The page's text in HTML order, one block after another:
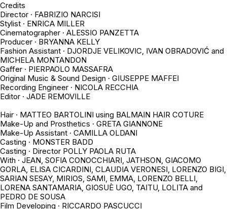
Credits
Director · FABRIZIO NARCISI
Stylist · ENRICA MILLER
Cinematographer · ALESSIO PANZETTA
Producer · BRYANNA KELLY
Fashion Assistant · DJORDJE VELIKOVIC, IVAN OBRADOVIĆ and
MICHELA MONTANDON
Gaffer · PIERPAOLO MASSAFRA
Original Music & Sound Design · GIUSEPPE MAFFEI
Recording Engineer · NICOLA RECCHIA
Editor · JADE REMOVILLE
Hair · MATTEO BARTOLINI using BALMAIN HAIR COTURE
Make-Up and Prosthetics · GRETA GIANNONE
Make-Up Assistant · CAMILLA OLDANI
Casting · MONSTER BADD
Casting · Director POLLY PAOLA RUTA
With · JEAN, SOFIA CONOCCHIARI, JATHSON, GIACOMO
GORLA, ELISA CICARDINI, CLAUDIA VERONESI, LORENZO BIGI,
SARIAN SESAY, MIRIOS, SAMI, EMMA, LORENZO BELLI,
LORENA SANTAMARIA, GIOSUÈ UGO, TAITU, LOLITA and
PEDRO DE SOUSA
Film Developing · RICCARDO PASCUCCI